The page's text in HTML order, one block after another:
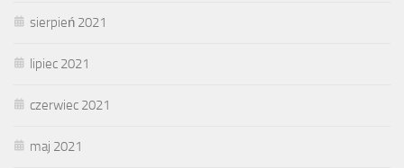
sierpień 2021
lipiec 2021
czerwiec 2021
maj 2021